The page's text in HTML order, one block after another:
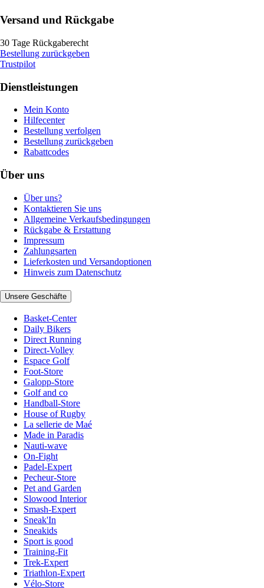
Versand und Rückgabe
30 Tage Rückgaberecht
Bestellung zurückgeben
Trustpilot
Dienstleistungen
Mein Konto
Hilfecenter
Bestellung verfolgen
Bestellung zurückgeben
Rabattcodes
Über uns
Über uns?
Kontaktieren Sie uns
Allgemeine Verkaufsbedingungen
Rückgabe & Erstattung
Impressum
Zahlungsarten
Lieferkosten und Versandoptionen
Hinweis zum Datenschutz
Unsere Geschäfte
Basket-Center
Daily Bikers
Direct Running
Direct-Volley
Espace Golf
Foot-Store
Galopp-Store
Golf and co
Handball-Store
House of Rugby
La sellerie de Maé
Made in Paradis
Nauti-wave
On-Fight
Padel-Expert
Pecheur-Store
Pet and Garden
Slowood Interior
Smash-Expert
Sneak'In
Sneakids
Sport is good
Training-Fit
Trek-Expert
Triathlon-Expert
Vélo-Store